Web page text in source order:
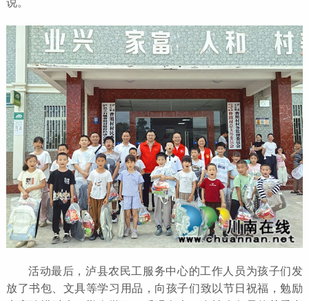
活动最后，泸县农民工服务中心的工作人员为孩子们发
放了书包、文具等学习用品，向孩子们致以节日祝福，勉励